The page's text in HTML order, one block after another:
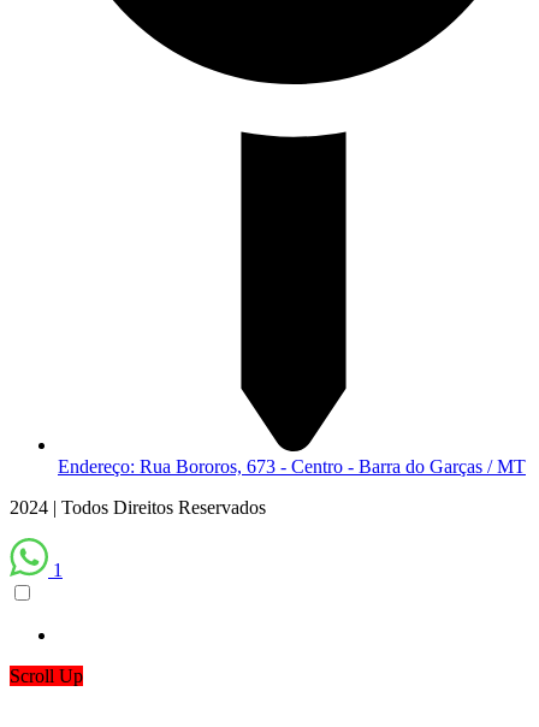
Endereço: Rua Bororos, 673 - Centro - Barra do Garças / MT
2024 | Todos Direitos Reservados
1
Scroll Up